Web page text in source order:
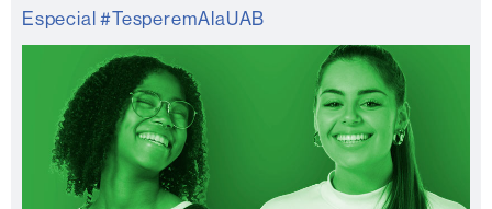
Orientació
universitària
Especial #TesperemAlaUAB